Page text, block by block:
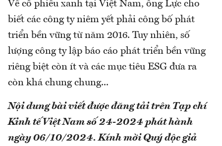
Về cổ phiếu xanh tại Việt Nam, ông Lực cho
biết các công ty niêm yết phải công bố phát
triển bền vững từ năm 2016. Tuy nhiên, số
lượng công ty lập báo cáo phát triển bền vững
riêng biệt còn ít và các mục tiêu ESG đưa ra
còn khá chung chung...
Nội dung bài viết được đăng tải trên Tạp chí
Kinh tế Việt Nam số 24-2024 phát hành
ngày 06/10/2024.Kính mời Quý độc giả